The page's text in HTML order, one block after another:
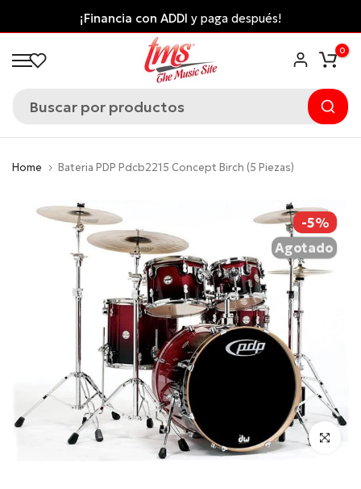
al
contenido
¡Financia con ADDI y paga después!
0
Home Bateria PDP Pdcb2215 Concept Birch (5 Piezas)
-5%
Agotado
Click para